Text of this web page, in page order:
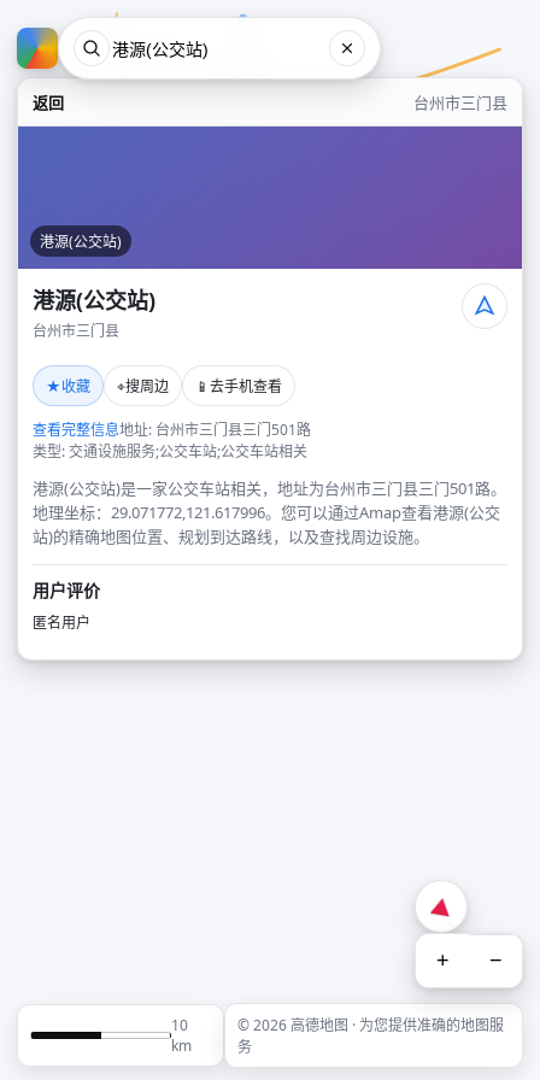
返回 台州市三门县
港源(公交站)
港源(公交站)
台州市三门县
★收藏 ⌖搜周边 📱 去手机查看
查看完整信息地址: 台州市三门县三门501路
类型: 交通设施服务;公交车站;公交车站相关
港源(公交站)是一家公交车站相关，地址为台州市三门县三门501路。
地理坐标：29.071772,121.617996。您可以通过Amap查看港源(公交
站)的精确地图位置、规划到达路线，以及查找周边设施。
用户评价
匿名用户
+ −
10
km
© 2026 高德地图 · 为您提供准确的地图服
务